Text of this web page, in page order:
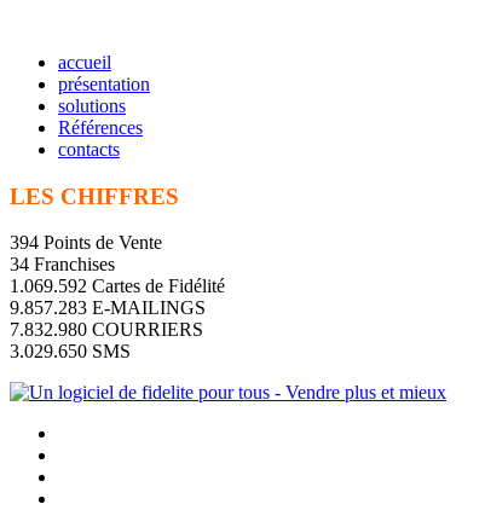
accueil
présentation
solutions
Références
contacts
LES CHIFFRES
394 Points de Vente
34 Franchises
1.069.592 Cartes de Fidélité
9.857.283 E-MAILINGS
7.832.980 COURRIERS
3.029.650 SMS